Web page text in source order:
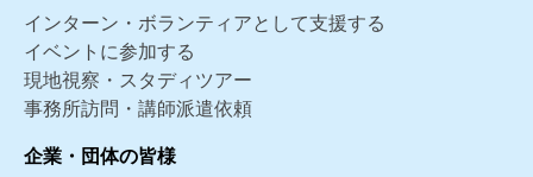
インターン・ボランティアとして支援する
イベントに参加する
現地視察・スタディツアー
事務所訪問・講師派遣依頼
企業・団体の皆様